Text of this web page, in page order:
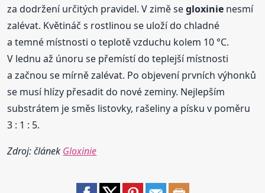
za dodržení určitých pravidel. V zimě segloxinie nesmí
zalévat. Květináč s rostlinou se uloží do chladné
a temné místnosti o teplotě vzduchu kolem 10 °C.
V lednu až únoru se přemístí do teplejší místnosti
a začnou se mírně zalévat. Po objevení prvních výhonků
se musí hlízy přesadit do nové zeminy. Nejlepším
substrátem je směs listovky, rašeliny a písku v poměru
3 : 1 : 5.
Zdroj: článek Gloxinie